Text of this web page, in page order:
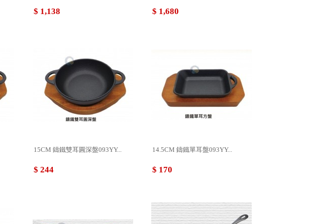
$ 1,138 $ 1,680
15CM 鑄鐵雙耳圓深盤093YY...
$ 244
14.5CM 鑄鐵單耳盤093YY...
$ 170